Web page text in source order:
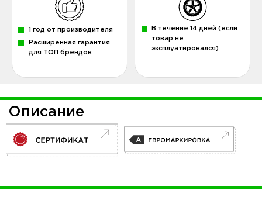
1 год от производителя
Расширенная гарантия
для ТОП брендов
В течение 14 дней (если
товар не
эксплуатировался)
Описание